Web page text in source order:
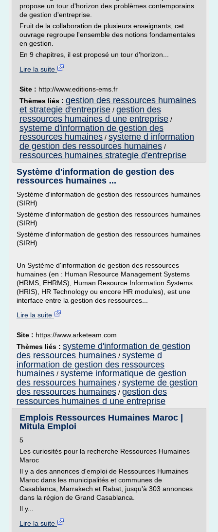
propose un tour d'horizon des problèmes contemporains
de gestion d'entreprise.
Fruit de la collaboration de plusieurs enseignants, cet
ouvrage regroupe l'ensemble des notions fondamentales
en gestion.
En 9 chapitres, il est proposé un tour d'horizon...
Lire la suite
Site : http://www.editions-ems.fr
Thèmes liés : gestion des ressources humaines
et strategie d'entreprise / gestion des
ressources humaines d une entreprise /
systeme d'information de gestion des
ressources humaines / systeme d information
de gestion des ressources humaines /
ressources humaines strategie d'entreprise
Système d'information de gestion des
ressources humaines ...
Système d'information de gestion des ressources humaines
(SIRH)
Système d'information de gestion des ressources humaines
(SIRH)
Système d'information de gestion des ressources humaines
(SIRH)
Un Système d'information de gestion des ressources
humaines (en : Human Resource Management Systems
(HRMS, EHRMS), Human Resource Information Systems
(HRIS), HR Technology ou encore HR modules), est une
interface entre la gestion des ressources...
Lire la suite
Site : https://www.arketeam.com
Thèmes liés : systeme d'information de gestion
des ressources humaines / systeme d
information de gestion des ressources
humaines / systeme informatique de gestion
des ressources humaines / systeme de gestion
des ressources humaines / gestion des
ressources humaines d une entreprise
Emplois Ressources Humaines Maroc |
Mitula Emploi
5
Les curiosités pour la recherche Ressources Humaines
Maroc
Il y a des annonces d'emploi de Ressources Humaines
Maroc dans les municipalités et communes de
Casablanca, Marrakech et Rabat, jusqu'à 303 annonces
dans la région de Grand Casablanca.
Il y...
Lire la suite